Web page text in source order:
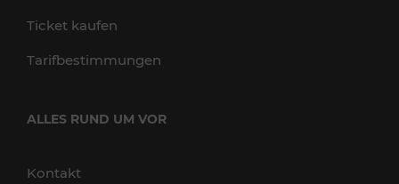
Ticket kaufen
Tarifbestimmungen
ALLES RUND UM VOR
Kontakt